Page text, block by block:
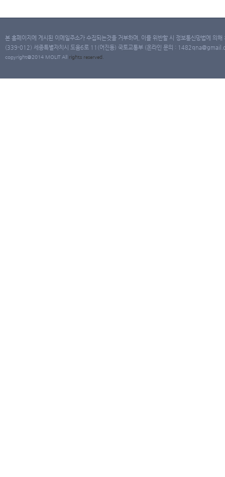
본 홈페이지에 게시된 이메일주소가 수집되는것을 거부하며, 이를 위반할 시 정보통신망법에 의
(339-012) 세종특별자치시 도움6로 11(어진동) 국토교통부 (온라인 문의 :
copyright@2014 MOLIT All rights reserved.